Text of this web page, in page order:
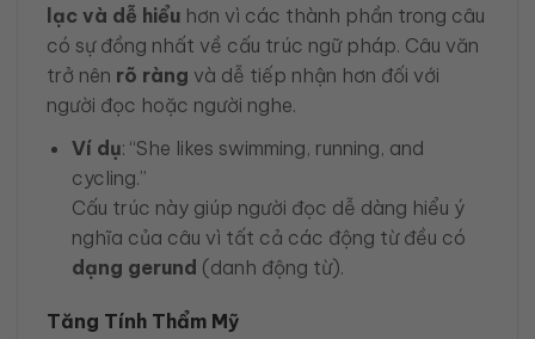
lạc và dễ hiểu hơn vì các thành phần trong câu
có sự đồng nhất về cấu trúc ngữ pháp. Câu văn
trở nên rõ ràng và dễ tiếp nhận hơn đối với
người đọc hoặc người nghe.
Ví dụ: “She likes swimming, running, and
cycling.”
Cấu trúc này giúp người đọc dễ dàng hiểu ý
nghĩa của câu vì tất cả các động từ đều có
dạng gerund (danh động từ).
Tăng Tính Thẩm Mỹ